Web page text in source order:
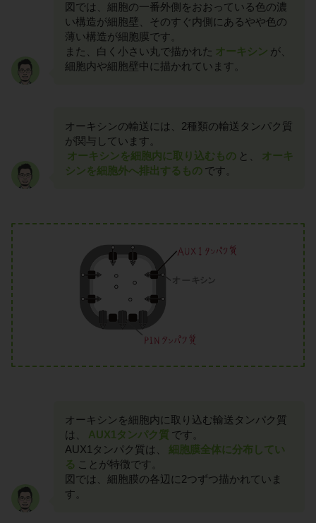
図では、細胞の一番外側をおおっている色の濃
い構造が細胞壁、そのすぐ内側にあるやや色の
薄い構造が細胞膜です。
また、白く小さい丸で描かれた オーキシン が、
細胞内や細胞壁中に描かれています。
オーキシンの輸送には、2種類の輸送タンパク質
が関与しています。
オーキシンを細胞内に取り込むもの と、
オーキ
シンを細胞外へ排出するもの です。
オーキシンを細胞内に取り込む輸送タンパク質
は、
AUX1タンパク質 です。
AUX1タンパク質は、
細胞膜全体に分布してい
る ことが特徴です。
図では、細胞膜の各辺に2つずつ描かれていま
す。